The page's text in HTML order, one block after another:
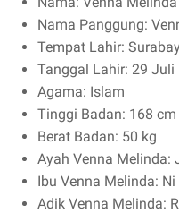
Nama Panggung:
Tempat Lahir:
Tanggal Lahir: 29 Juli
Agama: Islam
Tinggi Badan: 168 cm
Berat Badan: 50 kg
Ayah Venna Melinda:
Ibu Venna Melinda:
Adik Venna Melinda: